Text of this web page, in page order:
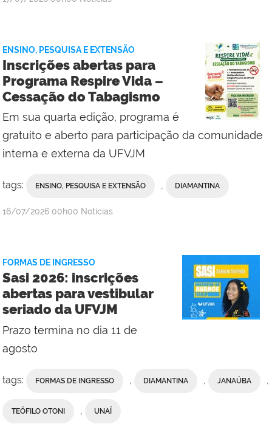
ENSINO, PESQUISA E EXTENSÃO
Inscrições abertas para
Programa Respire Vida –
Cessação do Tabagismo
Em sua quarta edição, programa é
gratuito e aberto para participação da comunidade
interna e externa da UFVJM
tags: ENSINO, PESQUISA E EXTENSÃO , DIAMANTINA
publicado
16/07/2026 00h00 Notícias
FORMAS DE INGRESSO
Sasi 2026: inscrições
abertas para vestibular
seriado da UFVJM
Prazo termina no dia 11 de
agosto
tags: FORMAS DE INGRESSO , DIAMANTINA , JANAÚBA ,
TEÓFILO OTONI , UNAÍ